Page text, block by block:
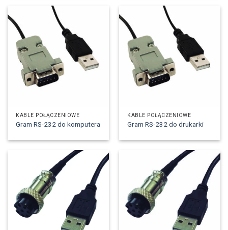
KABLE POŁĄCZENIOWE
Gram RS-232 do komputera
KABLE POŁĄCZENIOWE
Gram RS-232 do drukarki